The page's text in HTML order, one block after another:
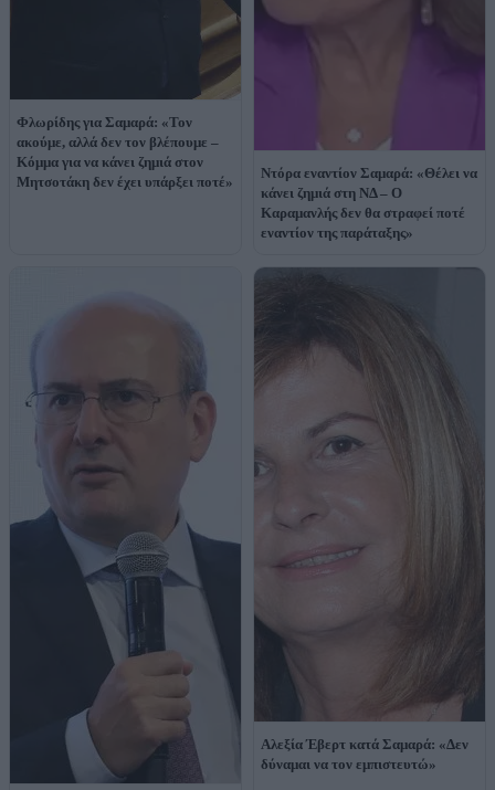
Φλωρίδης για Σαμαρά: «Τον
ακούμε, αλλά δεν τον βλέπουμε –
Κόμμα για να κάνει ζημιά στον
Μητσοτάκη δεν έχει υπάρξει ποτέ»
Ντόρα εναντίον Σαμαρά: «Θέλει να
κάνει ζημιά στη ΝΔ – Ο
Καραμανλής δεν θα στραφεί ποτέ
εναντίον της παράταξης»
Αλεξία Έβερτ κατά Σαμαρά: «Δεν
δύναμαι να τον εμπιστευτώ»